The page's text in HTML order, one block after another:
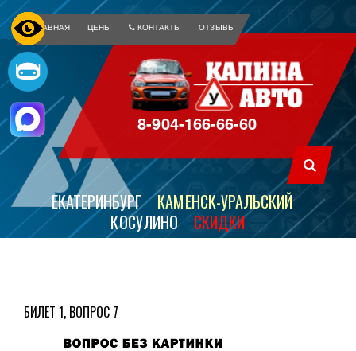
ГЛАВНАЯ ЦЕНЫ КОНТАКТЫ ОТЗЫВЫ
8-904-166-66-60
ЕКАТЕРИНБУРГ
КАМЕНСК-УРАЛЬСКИЙ
КОСУЛИНО
СКИДКИ
БИЛЕТ 1, ВОПРОС 7